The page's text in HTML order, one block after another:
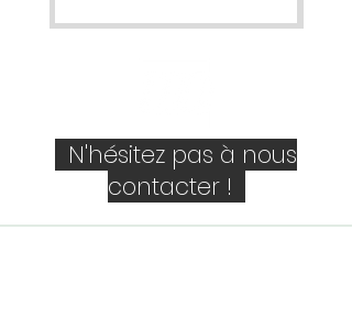
N'hésitez pas à nous
contacter !